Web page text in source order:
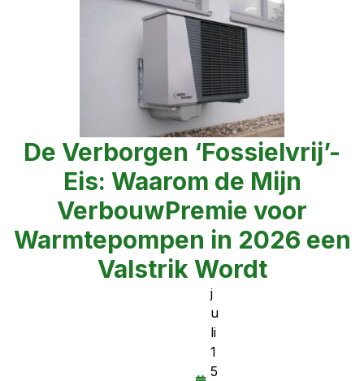
De Verborgen ‘Fossielvrij’-
Eis: Waarom de Mijn
VerbouwPremie voor
Warmtepompen in 2026 een
Valstrik Wordt
j
u
li
1
5